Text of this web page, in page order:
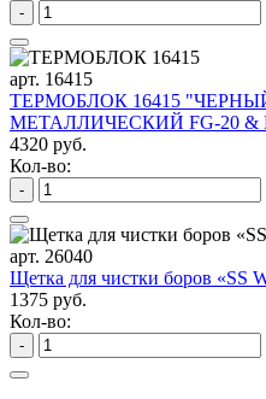
-
арт. 16415
ТЕРМОБЛОК 16415
МЕТАЛЛИЧЕСКИЙ FG-20 &
4320 руб.
Кол-во:
-
арт. 26040
Щетка для чистки боров «SS
1375 руб.
Кол-во:
-